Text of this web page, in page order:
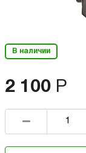
В наличии
2 100 Р